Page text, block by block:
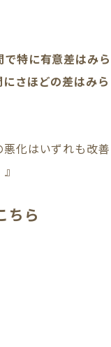
特に有意差はみら
さほどの差はみら
化はいずれも改善
ちら